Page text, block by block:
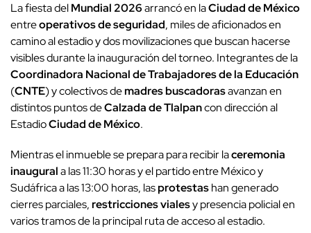
La fiesta delMundial 2026arrancó en laCiudad de México
entreoperativos de seguridad, miles de aficionados en
camino al estadio y dos movilizaciones que buscan hacerse
visibles durante la inauguración del torneo. Integrantes de la
Coordinadora Nacional de Trabajadores de la Educación
(CNTE) y colectivos demadres buscadorasavanzan en
distintos puntos deCalzada de Tlalpancon dirección al
EstadioCiudad de México.
Mientras el inmueble se prepara para recibir laceremonia
inaugurala las 11:30 horas y el partido entre México y
Sudáfrica a las 13:00 horas, lasprotestashan generado
cierres parciales,restricciones vialesy presencia policial en
varios tramos de la principal ruta de acceso al estadio.